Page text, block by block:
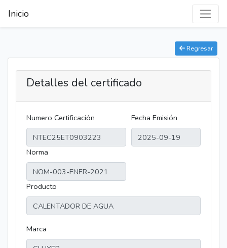
Inicio
Regresar
Detalles del certificado
Numero Certificación Fecha Emisión
Norma
Producto
Marca